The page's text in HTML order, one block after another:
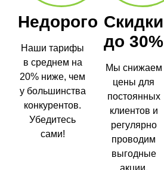
Недорого
Наши тарифы
в среднем на
20% ниже, чем
у большинства
конкурентов.
Убедитесь
сами!
Скидки
до 30%
Мы снижаем
цены для
постоянных
клиентов и
регулярно
проводим
выгодные